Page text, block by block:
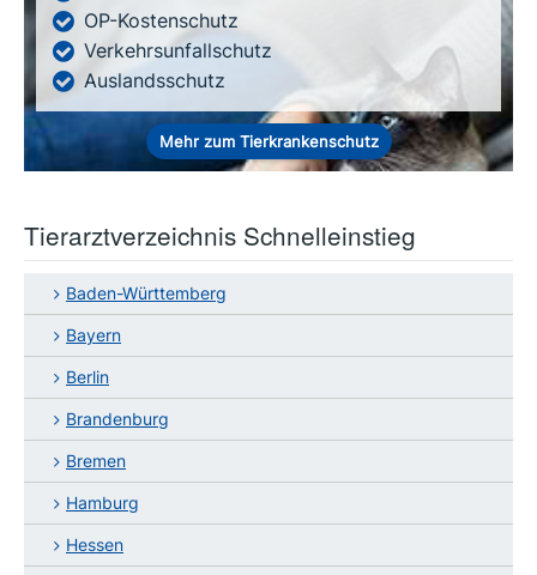
OP-Kostenschutz
Verkehrsunfallschutz
Auslandsschutz
Mehr zum Tierkrankenschutz
Tierarztverzeichnis Schnelleinstieg
Baden-Württemberg
Bayern
Berlin
Brandenburg
Bremen
Hamburg
Hessen